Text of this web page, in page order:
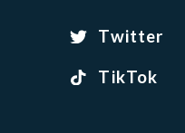
Twitter
TikTok